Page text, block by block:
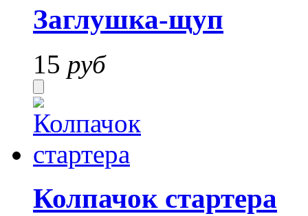
Заглушка-щуп
15 руб
Колпачок стартера